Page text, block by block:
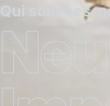
Qui sommes-